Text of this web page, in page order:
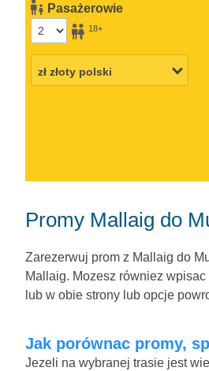
Pasażerowie
18+
Promy Mallaig do
Zarezerwuj prom z Mallaig do
Mallaig. Mozesz równiez
lub w obie strony lub opcje
Jak porównac promy,
Jezeli na wybranej trasie jest